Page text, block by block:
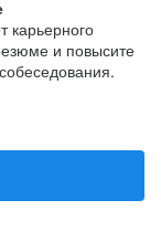
карьерного
и повысите